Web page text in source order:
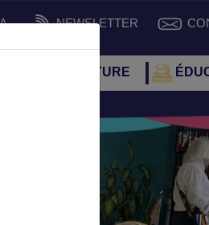
NEWSLETTER
SPORT ET CULTURE